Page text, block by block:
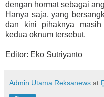
dengan hormat sebagai
Hanya saja, yang
dan kini pihaknya
kedua oknum tersebut.
Editor: Eko Sutriyanto
Admin Utama Reksanews at